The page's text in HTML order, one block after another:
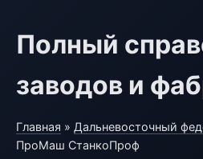
Полный
заводов и
Главная » Дальневосточный
ПроМаш СтанкоПроф